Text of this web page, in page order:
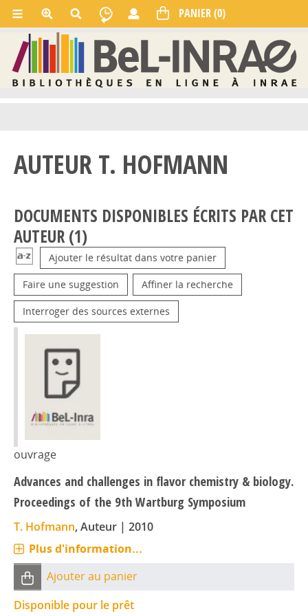
AUTEUR T. HOFMANN
DOCUMENTS DISPONIBLES ÉCRITS PAR CET
AUTEUR (1)
Ajouter le résultat dans votre panier
Faire une suggestion Affiner la recherche
Interroger des sources externes
ouvrage
Advances and challenges in flavor chemistry & biology.
Proceedings of the 9th Wartburg Symposium
T. Hofmann, Auteur | 2010
Plus d'information...
Ajouter au panier
Disponible pour le prêt